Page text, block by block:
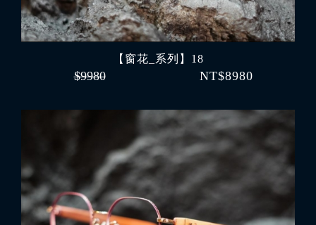
【窗花_系列】18
$9980 NT$8980